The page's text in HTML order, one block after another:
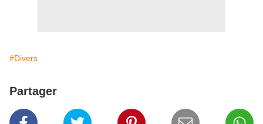
#Divers
Partager